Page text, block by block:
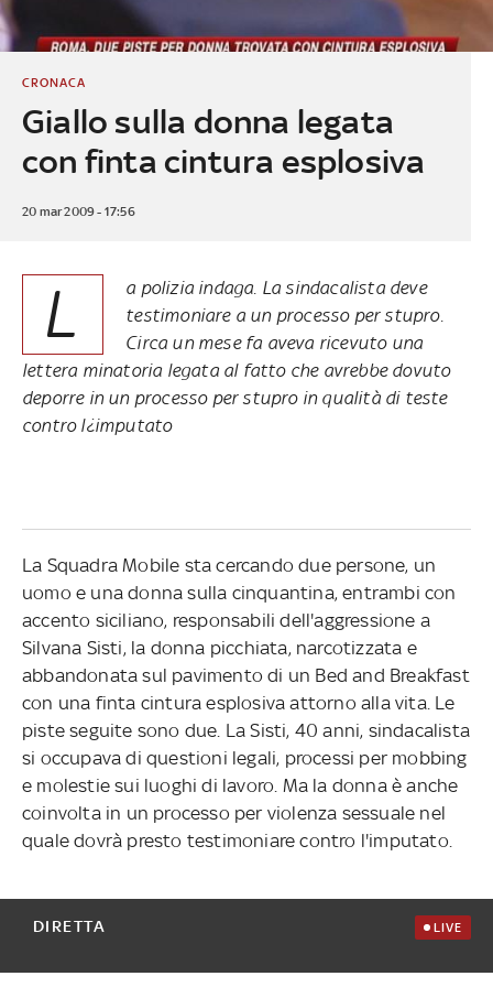
Giallo sulla donna legata
con finta cintura esplosiva
CRONACA
20 mar 2009 - 17:56
L
a polizia indaga. La sindacalista deve
testimoniare a un processo per stupro.
Circa un mese fa aveva ricevuto una
lettera minatoria legata al fatto che avrebbe dovuto
deporre in un processo per stupro in qualità di teste
contro l¿imputato
La Squadra Mobile sta cercando due persone, un
uomo e una donna sulla cinquantina, entrambi con
accento siciliano, responsabili dell'aggressione a
Silvana Sisti, la donna picchiata, narcotizzata e
abbandonata sul pavimento di un Bed and Breakfast
con una finta cintura esplosiva attorno alla vita. Le
piste seguite sono due. La Sisti, 40 anni, sindacalista
si occupava di questioni legali, processi per mobbing
e molestie sui luoghi di lavoro. Ma la donna è anche
coinvolta in un processo per violenza sessuale nel
quale dovrà presto testimoniare contro l'imputato.
DIRETTA LIVE